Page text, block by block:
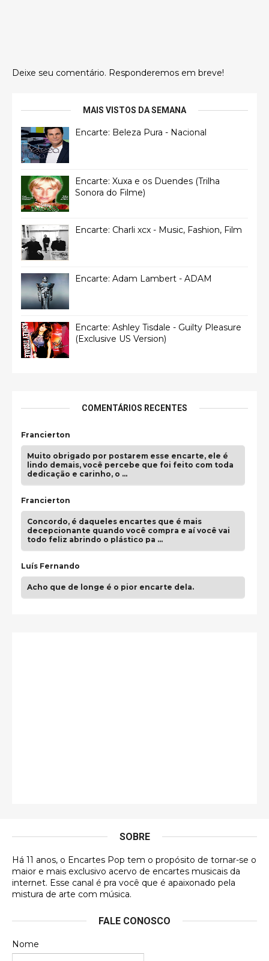
Deixe seu comentário. Responderemos em breve!
MAIS VISTOS DA SEMANA
Encarte: Beleza Pura - Nacional
Encarte: Xuxa e os Duendes (Trilha
Sonora do Filme)
Encarte: Charli xcx - Music, Fashion, Film
Encarte: Adam Lambert - ADAM
Encarte: Ashley Tisdale - Guilty Pleasure
(Exclusive US Version)
COMENTÁRIOS RECENTES
Francierton
Muito obrigado por postarem esse encarte, ele é
lindo demais, você percebe que foi feito com toda
dedicação e carinho, o …
Francierton
Concordo, é daqueles encartes que é mais
decepcionante quando você compra e aí você vai
todo feliz abrindo o plástico pa …
Luís Fernando
Acho que de longe é o pior encarte dela.
DVD MIDINHO
Francierton
futuras aquisições, e olhando o encarte aqui, me
Francierton
SOBRE
Há 11 anos, o Encartes Pop tem o propósito de tornar-se o
maior e mais exclusivo acervo de encartes musicais da
internet. Esse canal é pra você que é apaixonado pela
mistura de arte com música.
FALE CONOSCO
Nome